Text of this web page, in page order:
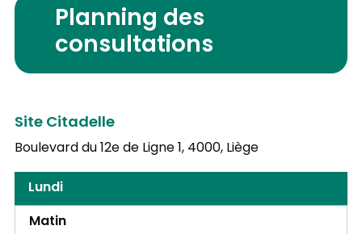
Planning des
consultations
Site Citadelle
Boulevard du 12e de Ligne 1,4000, Liège
Lundi
Matin